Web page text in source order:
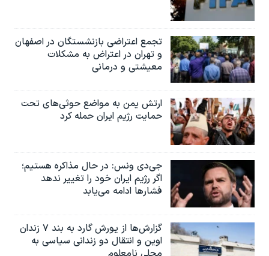
تجمع اعتراضی بازنشستگان در اصفهان
و تهران در اعتراض به مشکلات
معیشتی و درمانی
ارتش یمن به مواضع حوثی‌های تحت
حمایت رژیم ایران حمله کرد
جی‌دی ونس: در حال مذاکره هستیم؛
اگر رژیم ایران خود را تغییر ندهد
فشارها ادامه می‌یابد
گزارش‌ها از یورش گارد به بند ۷ زندان
اوین و انتقال دو زندانی سیاسی به